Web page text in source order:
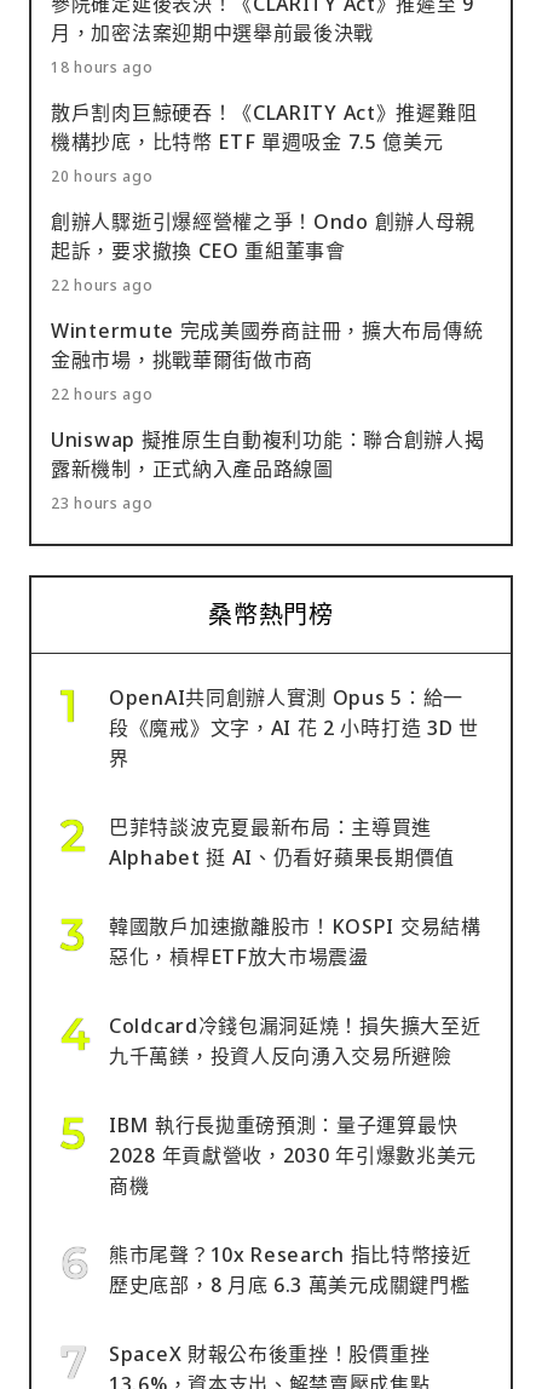
月，加密法案迎期中選舉前最後決戰
18 hours ago
散戶割肉巨鯨硬吞！《CLARITY Act》推遲難阻
機構抄底，比特幣 ETF 單週吸金 7.5 億美元
20 hours ago
創辦人驟逝引爆經營權之爭！Ondo 創辦人母親
起訴，要求撤換 CEO 重組董事會
22 hours ago
Wintermute 完成美國券商註冊，擴大布局傳統
金融市場，挑戰華爾街做市商
22 hours ago
Uniswap 擬推原生自動複利功能：聯合創辦人揭
露新機制，正式納入產品路線圖
23 hours ago
桑幣熱門榜
OpenAI共同創辦人實測 Opus 5：給一
段《魔戒》文字，AI 花 2 小時打造 3D 世
界
巴菲特談波克夏最新布局：主導買進
Alphabet 挺 AI、仍看好蘋果長期價值
韓國散戶加速撤離股市！KOSPI 交易結構
惡化，槓桿ETF放大市場震盪
Coldcard冷錢包漏洞延燒！損失擴大至近
九千萬鎂，投資人反向湧入交易所避險
IBM 執行長拋重磅預測：量子運算最快
2028 年貢獻營收，2030 年引爆數兆美元
商機
熊市尾聲？10x Research 指比特幣接近
歷史底部，8 月底 6.3 萬美元成關鍵門檻
SpaceX 財報公布後重挫！股價重挫